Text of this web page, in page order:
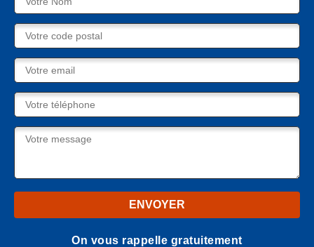
On vous rappelle gratuitement